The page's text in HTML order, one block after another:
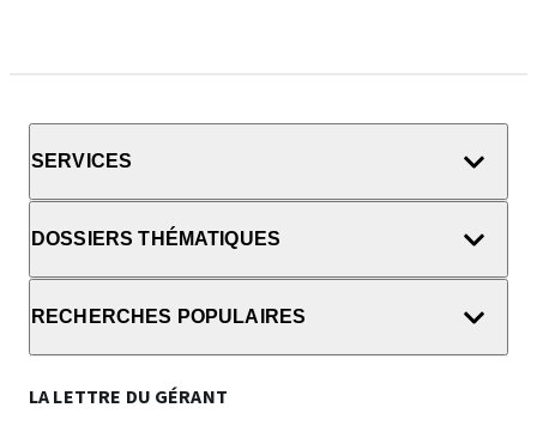
SERVICES
DOSSIERS THÉMATIQUES
RECHERCHES POPULAIRES
LA LETTRE DU GÉRANT